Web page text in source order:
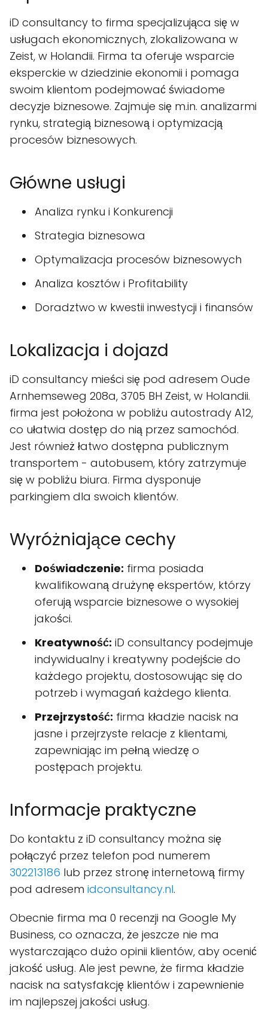
iD consultancy to firma specjalizująca się w
usługach ekonomicznych, zlokalizowana w
Zeist, w Holandii. Firma ta oferuje wsparcie
eksperckie w dziedzinie ekonomii i pomaga
swoim klientom podejmować świadome
decyzje biznesowe. Zajmuje się m.in. analizarmi
rynku, strategią biznesową i optymizacją
procesów biznesowych.
Główne usługi
Analiza rynku i Konkurencji
Strategia biznesowa
Optymalizacja procesów biznesowych
Analiza kosztów i Profitability
Doradztwo w kwestii inwestycji i finansów
Lokalizacja i dojazd
iD consultancy mieści się pod adresem Oude
Arnhemseweg 208a, 3705 BH Zeist, w Holandii.
firma jest położona w pobliżu autostrady A12,
co ułatwia dostęp do nią przez samochód.
Jest również łatwo dostępna publicznym
transportem - autobusem, który zatrzymuje
się w pobliżu biura. Firma dysponuje
parkingiem dla swoich klientów.
Wyróżniające cechy
Doświadczenie: firma posiada
kwalifikowaną drużynę ekspertów, którzy
oferują wsparcie biznesowe o wysokiej
jakości.
Kreatywność: iD consultancy podejmuje
indywidualny i kreatywny podejście do
każdego projektu, dostosowując się do
potrzeb i wymagań każdego klienta.
Przejrzystość: firma kładzie nacisk na
jasne i przejrzyste relacje z klientami,
zapewniając im pełną wiedzę o
postępach projektu.
Informacje praktyczne
Do kontaktu z iD consultancy można się
połączyć przez telefon pod numerem
302213186 lub przez stronę internetową firmy
pod adresem idconsultancy.nl.
Obecnie firma ma 0 recenzji na Google My
Business, co oznacza, że jeszcze nie ma
wystarczająco dużo opinii klientów, aby ocenić
jakość usług. Ale jest pewne, że firma kładzie
nacisk na satysfakcję klientów i zapewnienie
im najlepszej jakości usług.